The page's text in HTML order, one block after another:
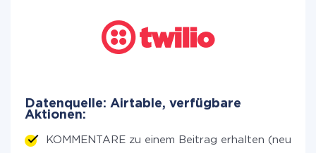
Datenquelle: Airtable, verfügbare
Aktionen:
KOMMENTARE zu einem Beitrag erhalten (neu)